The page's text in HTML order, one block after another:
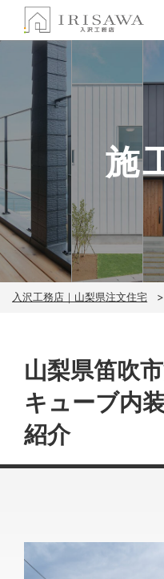
施
入沢工務店｜山梨県注文住宅
山梨県笛吹
キューブ内
紹介